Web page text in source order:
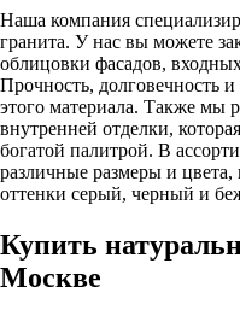
Наша компания
гранита. У нас вы можете
облицовки фасадов,
Прочность, долговечность
этого материала. Также мы
внутренней отделки,
богатой палитрой. В
различные размеры и
оттенки серый, черный и
Купить
Москве